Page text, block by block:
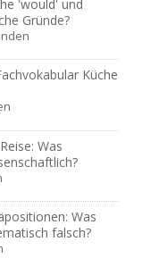
'would' und
Gründe?
Küche
Was
Was
falsch?